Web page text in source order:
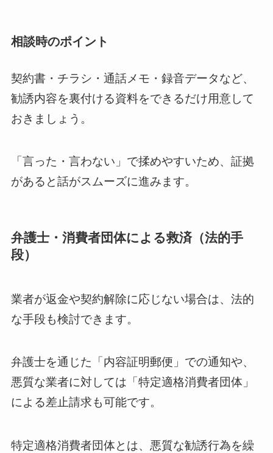
相談時のポイント
契約書・チラシ・通話メモ・録音データなど、
勧誘内容を裏付ける資料をできるだけ用意して
おきましょう。
「言った・言わない」で揉めやすいため、証拠
があると話がスムーズに進みます。
弁護士・消費者団体による救済（法的手
段）
業者が返金や契約解除に応じない場合は、法的
な手段も検討できます。
弁護士を通じた「内容証明郵便」での通知や、
悪質な業者に対しては「特定適格消費者団体」
による差止請求も可能です。
特定適格消費者団体とは、悪質な勧誘行為を繰